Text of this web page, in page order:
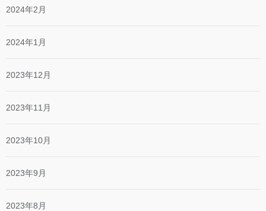
2024年2月
2024年1月
2023年12月
2023年11月
2023年10月
2023年9月
2023年8月